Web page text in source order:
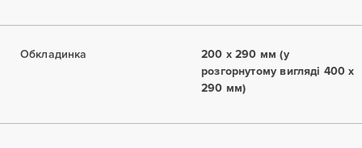
Обкладинка
200 x 290 мм (у
розгорнутому вигляді 400 x
290 мм)